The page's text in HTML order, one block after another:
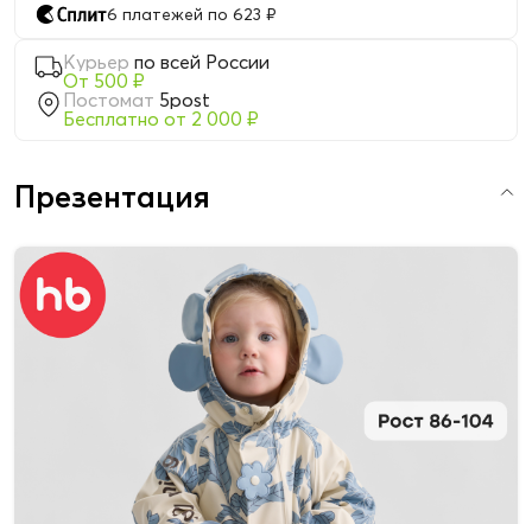
6 платежей по 623 ₽
Курьер по всей России
От 500 ₽
Постомат 5post
Бесплатно от 2 000 ₽
Презентация